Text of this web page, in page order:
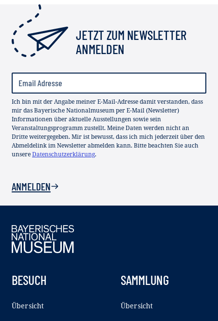
JETZT ZUM NEWSLETTER
ANMELDEN
Ich bin mit der Angabe meiner E-Mail-Adresse damit verstanden, dass
mir das Bayerische Nationalmuseum per E-Mail (Newsletter)
Informationen über aktuelle Ausstellungen sowie sein
Veranstaltungsprogramm zustellt. Meine Daten werden nicht an
Dritte weitergegeben. Mir ist bewusst, dass ich mich jederzeit über den
Abmeldelink im Newsletter abmelden kann. Bitte beachten Sie auch
unsereDatenschutzerklärung.
ANMELDEN
BESUCH
Übersicht
SAMMLUNG
Übersicht